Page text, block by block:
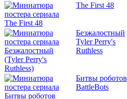
The First 48
Безжалостный
Tyler Perry's
Ruthless
Битвы роботов
BattleBots